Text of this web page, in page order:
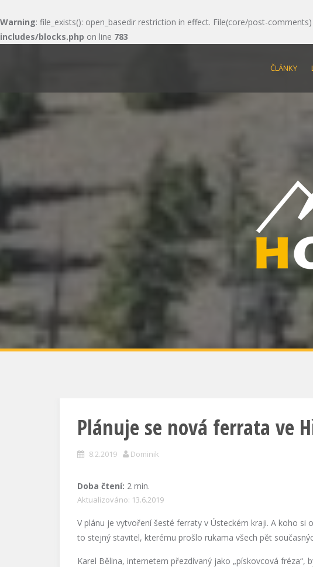
Warning: file_exists(): open_basedir restriction in effect. File(core/post-
includes/blocks.php on line 783
ČLÁNKY
Plánuje se nová ferrata ve
8.2.2019 Dominik
Doba čtení: 2 min.
Aktualizováno: 13.6.2019
V plánu je vytvoření šesté ferraty v Ústeckém kraji. A koho si
to stejný stavitel, kterému prošlo rukama všech pět
Karel Bělina, internetem přezdívaný jako „pískovcová